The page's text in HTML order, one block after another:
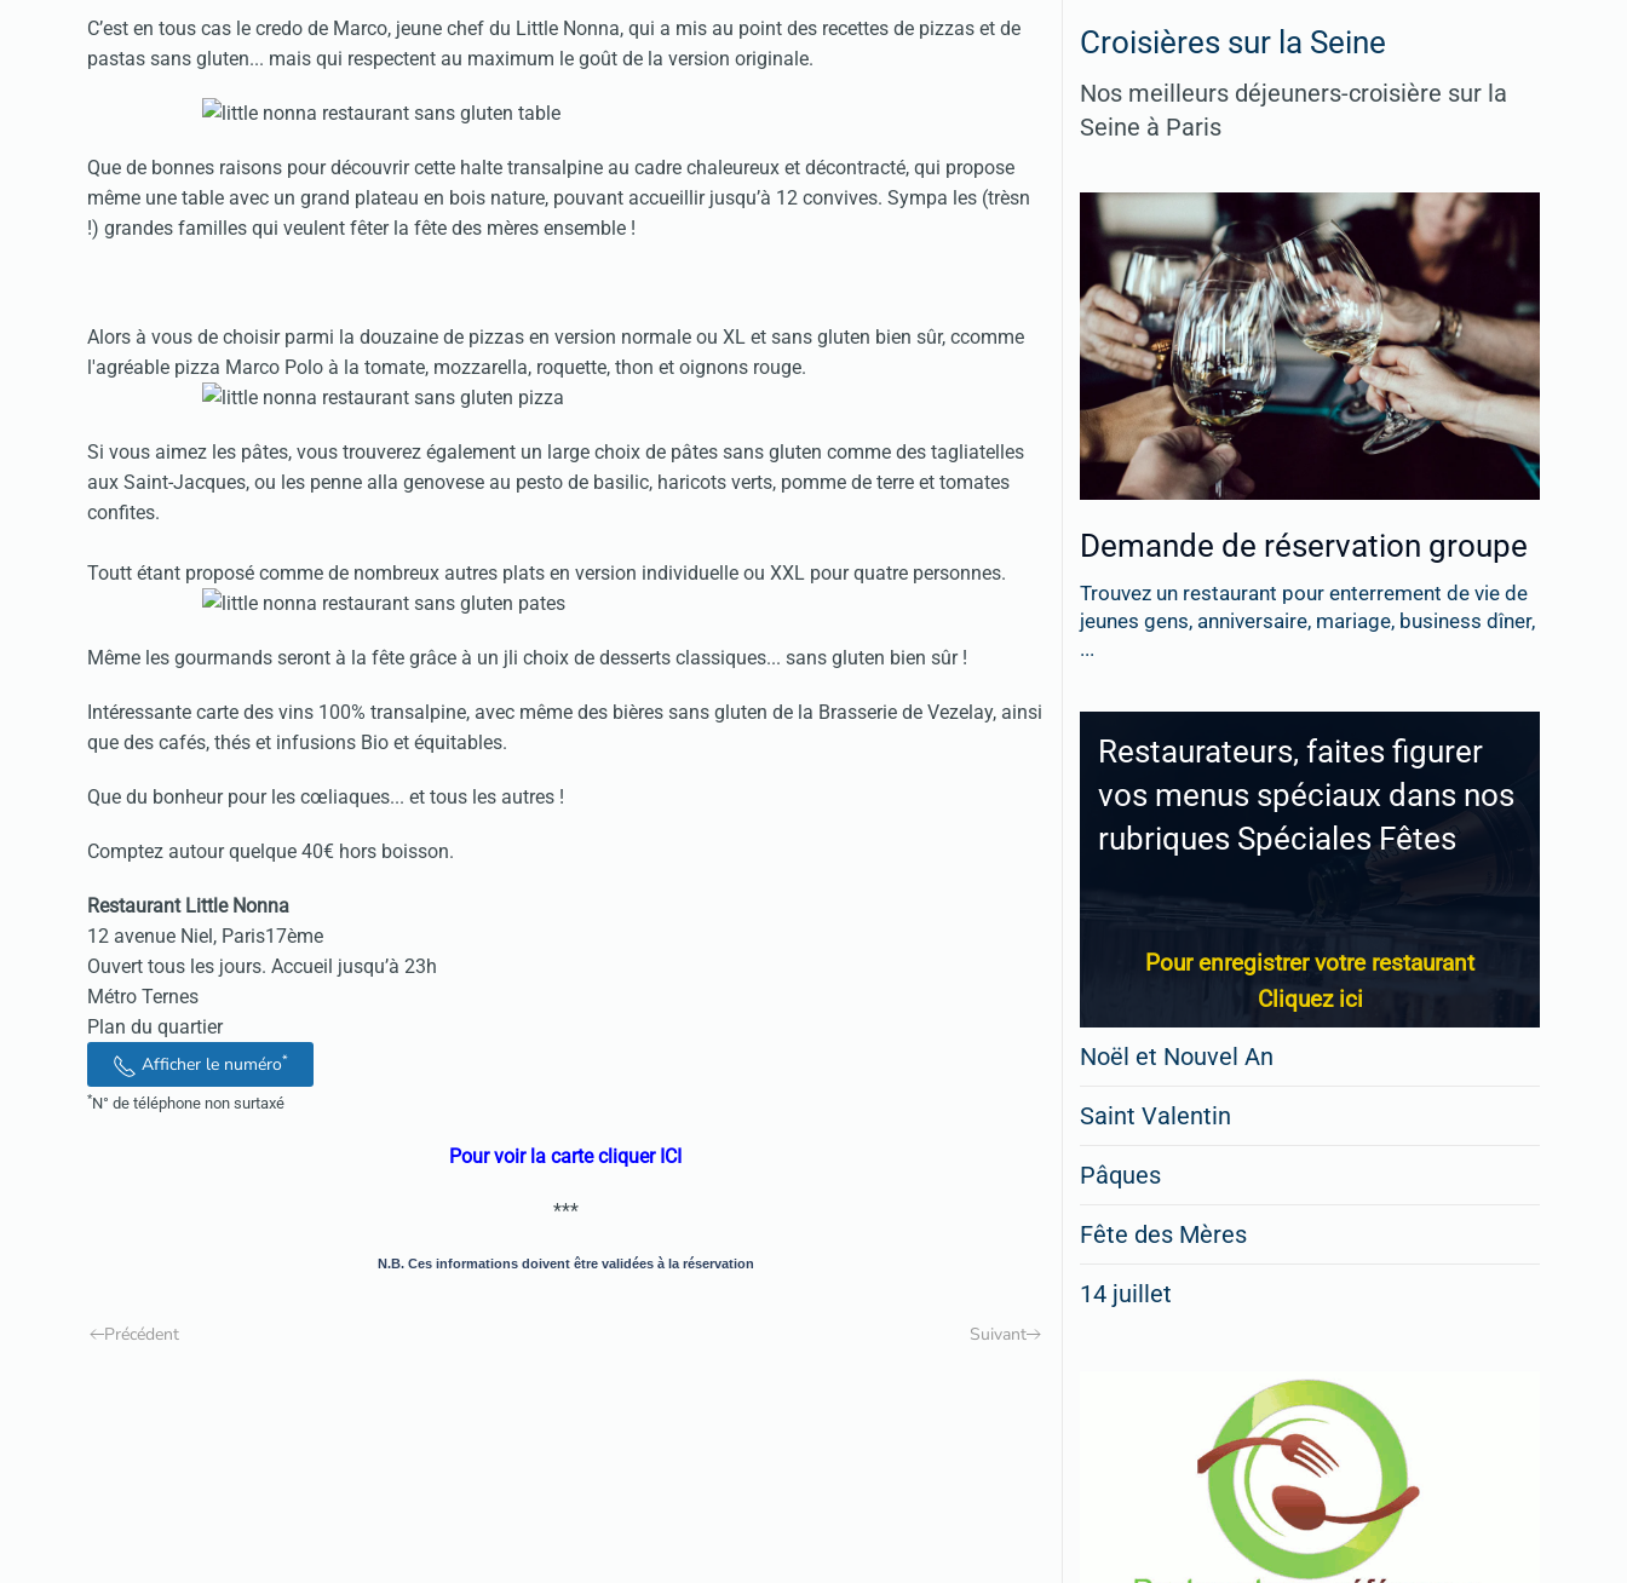
C’est en tous cas le credo de Marco, jeune chef du Little Nonna, qui a mis au point des recettes de pizzas et de
pastas sans gluten... mais qui respectent au maximum le goût de la version originale.
Que de bonnes raisons pour découvrir cette halte transalpine au cadre chaleureux et décontracté, qui propose
même une table avec un grand plateau en bois nature, pouvant accueillir jusqu’à 12 convives. Sympa les (trèsn
!) grandes familles qui veulent fêter la fête des mères ensemble !
Alors à vous de choisir parmi la douzaine de pizzas en version normale ou XL et sans gluten bien sûr, ccomme
l'agréable pizza Marco Polo à la tomate, mozzarella, roquette, thon et oignons rouge.
Si vous aimez les pâtes, vous trouverez également un large choix de pâtes sans gluten comme des tagliatelles
aux Saint-Jacques, ou les penne alla genovese au pesto de basilic, haricots verts, pomme de terre et tomates
confites.
Toutt étant proposé comme de nombreux autres plats en version individuelle ou XXL pour quatre personnes.
Même les gourmands seront à la fête grâce à un jli choix de desserts classiques... sans gluten bien sûr !
Intéressante carte des vins 100% transalpine, avec même des bières sans gluten de la Brasserie de Vezelay, ainsi
que des cafés, thés et infusions Bio et équitables.
Que du bonheur pour les cœliaques... et tous les autres !
Comptez autour quelque 40€ hors boisson.
Restaurant Little Nonna
12 avenue Niel, Paris17ème
Ouvert tous les jours. Accueil jusqu’à 23h
Métro Ternes
Plan du quartier
Afficher le numéro*
*N° de téléphone non surtaxé
Pour voir la carte cliquer ICI
***
N.B. Ces informations doivent être validées à la réservation
Précédent Suivant
Croisières sur la Seine
Nos meilleurs déjeuners-croisière sur la
Seine à Paris
Demande de réservation groupe
Trouvez un restaurant pour enterrement de vie de
jeunes gens, anniversaire, mariage, business dîner,
...
Restaurateurs, faites figurer
vos menus spéciaux dans nos
rubriques Spéciales Fêtes
Pour enregistrer votre restaurant
Cliquez ici
Noël et Nouvel An
Saint Valentin
Pâques
Fête des Mères
14 juillet